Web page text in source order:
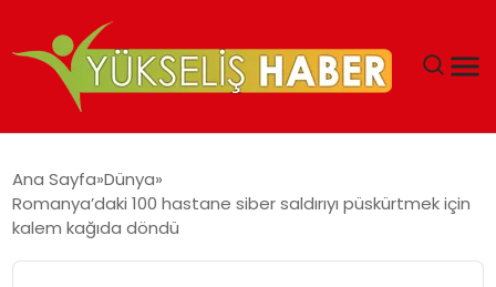
MALIYETLERINI AZALTIYOR’
Ana Sayfa Dünya
Romanya’daki 100 hastane siber saldırıyı püskürtmek için
kalem kağıda döndü